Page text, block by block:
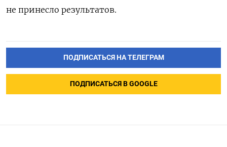
не принесло результатов.
ПОДПИСАТЬСЯ НА ТЕЛЕГРАМ
ПОДПИСАТЬСЯ В GOOGLE